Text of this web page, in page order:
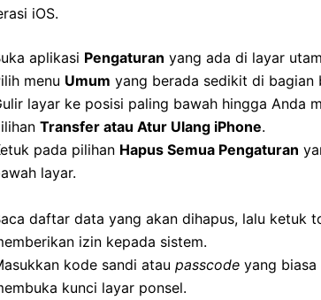
iOS.
aplikasi Pengaturan yang ada di layar
menu Umum yang berada sedikit di bagian
layar ke posisi paling bawah hingga Anda
Transfer atau Atur Ulang iPhone.
pada pilihan Hapus Semua Pengaturan
layar.
daftar data yang akan dihapus, lalu ketuk
izin kepada sistem.
kode sandi atau passcode yang biasa
kunci layar ponsel.